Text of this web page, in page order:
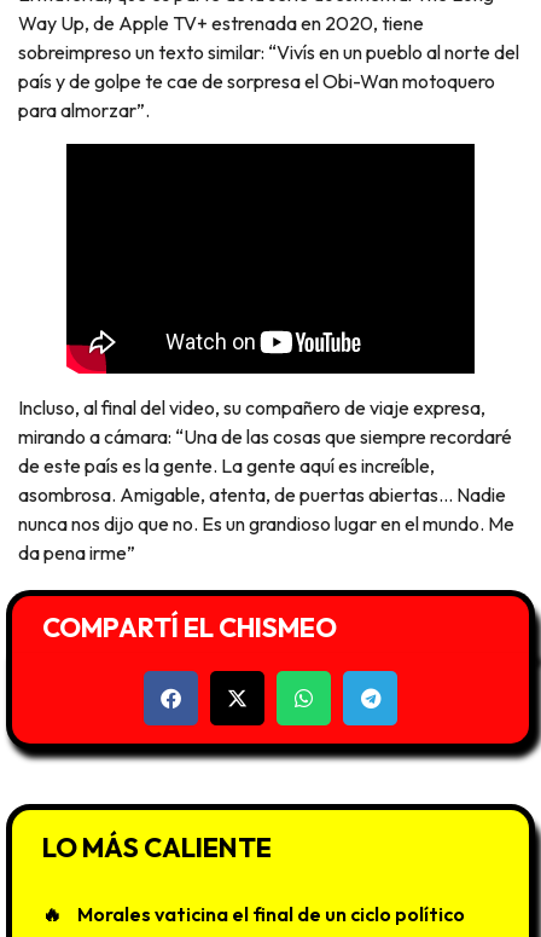
Way Up, de Apple TV+ estrenada en 2020, tiene
sobreimpreso un texto similar: “Vivís en un pueblo al norte del
país y de golpe te cae de sorpresa el Obi-Wan motoquero
para almorzar”.
Incluso, al final del video, su compañero de viaje expresa,
mirando a cámara: “Una de las cosas que siempre recordaré
de este país es la gente. La gente aquí es increíble,
asombrosa. Amigable, atenta, de puertas abiertas… Nadie
nunca nos dijo que no. Es un grandioso lugar en el mundo. Me
da pena irme”
COMPARTÍ EL CHISMEO
LO MÁS CALIENTE
Morales vaticina el final de un ciclo político